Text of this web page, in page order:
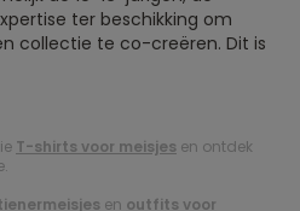
ter beschikking om
collectie te co-creëren. Dit is
T-shirts voor meisjes en ontdek
en outfits voor